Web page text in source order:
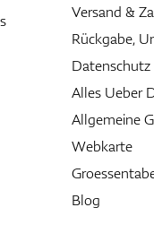
Versand &
Rückgabe,
Datenschutz
Alles Ueber
Allgemeine
Webkarte
Blog